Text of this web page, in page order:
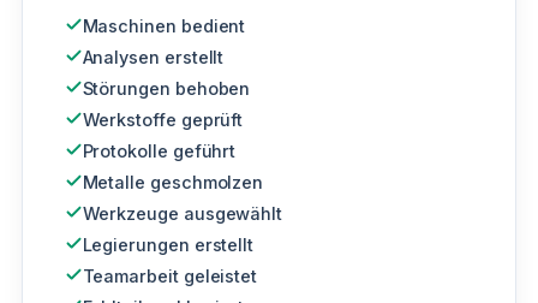
Maschinen bedient
Analysen erstellt
Störungen behoben
Werkstoffe geprüft
Protokolle geführt
Metalle geschmolzen
Werkzeuge ausgewählt
Legierungen erstellt
Teamarbeit geleistet